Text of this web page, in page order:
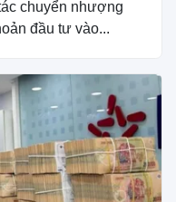
chuyển nhượng
đầu tư vào...